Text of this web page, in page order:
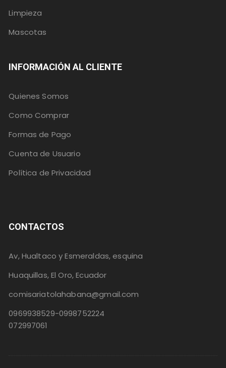
Limpieza
Mascotas
INFORMACIÓN AL CLIENTE
Quienes Somos
Como Comprar
Formas de Pago
Cuenta de Usuario
Política de Privacidad
CONTACTOS
Av, Hualtaco y Esmeraldas, esquina
Huaquillas, El Oro, Ecuador
comisariatolahabana@gmail.com
0969938529-0998752224
072997061